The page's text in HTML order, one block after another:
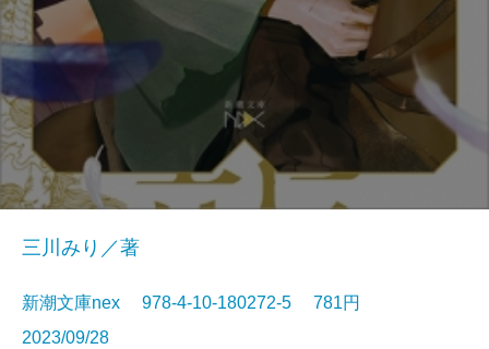
三川みり／著
新潮文庫nex 978-4-10-180272-5 781円
2023/09/28